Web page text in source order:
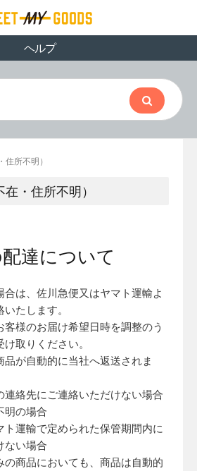
ヘルプ
所不明）
・住所不明）
達について
合は、佐川急便又はヤマト運輸よ
たします。
様のお届け希望日時を調整のう
取りください。
品が自動的に当社へ返送されま
連絡先にご連絡いただけない場合
明の場合
ト運輸で定められた保管期間内に
ない場合
商品においても、商品は自動的